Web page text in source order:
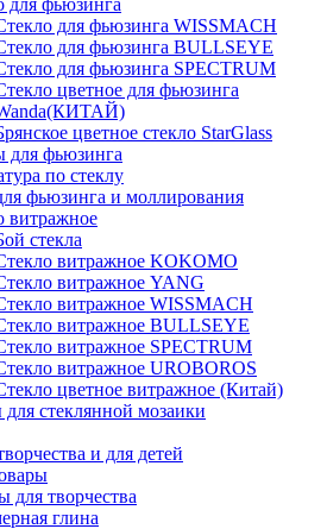
для фьюзинга
для фьюзинга WISSMACH
для фьюзинга BULLSEYE
для фьюзинга SPECTRUM
цветное для фьюзинга
цветное стекло StarGlass
фьюзинга
по стеклу
фьюзинга и моллирования
витражное
стекла
витражное KOKOMO
витражное YANG
витражное WISSMACH
витражное BULLSEYE
витражное SPECTRUM
витражное UROBOROS
цветное витражное (Китай)
стеклянной мозаики
и для детей
для творчества
глина